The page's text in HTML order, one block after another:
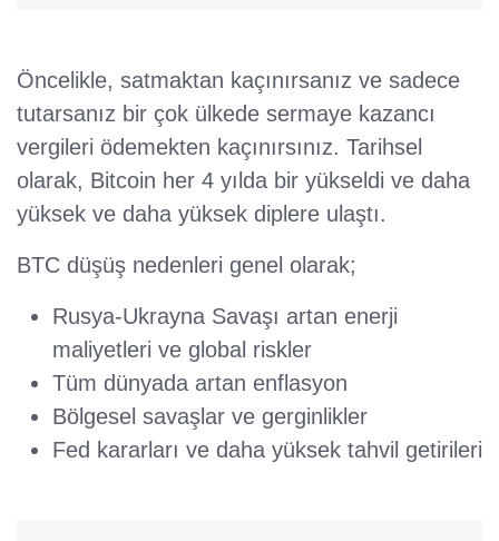
Öncelikle, satmaktan kaçınırsanız ve sadece
tutarsanız bir çok ülkede sermaye kazancı
vergileri ödemekten kaçınırsınız. Tarihsel
olarak, Bitcoin her 4 yılda bir yükseldi ve daha
yüksek ve daha yüksek diplere ulaştı.
BTC düşüş nedenleri genel olarak;
Rusya-Ukrayna Savaşı artan enerji
maliyetleri ve global riskler
Tüm dünyada artan enflasyon
Bölgesel savaşlar ve gerginlikler
Fed kararları ve daha yüksek tahvil getirileri